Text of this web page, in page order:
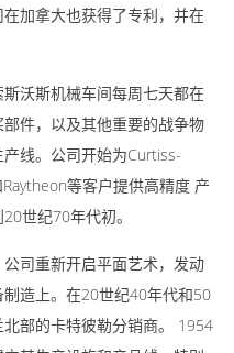
加拿大也获得了专利，并在
沃斯机械车间每周七天都在
件，以及其他重要的战争物
线。公司开始为Curtiss-
等客户提供高精度 产
世纪70年代初。
司重新开启平面艺术，发动
造上。在20世纪40年代和50
部的卡特彼勒分销商。 1954